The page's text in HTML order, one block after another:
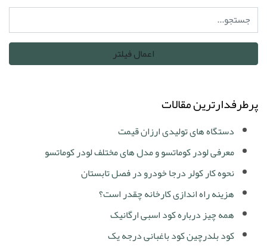
پرطرفدارترین مقالات
دستگاه های تولیدی ارزان قیمت
معرفی لودر کوماتسو و مدل های مختلف لودر کوماتسو
نحوه کار کولر درجا خودرو در فصل تابستان
هزینه راه اندازی کارخانه چقدر است؟
همه چیز درباره کود اسبی ارگانیک
کود بلدرچین کود باغبانی درجه یک